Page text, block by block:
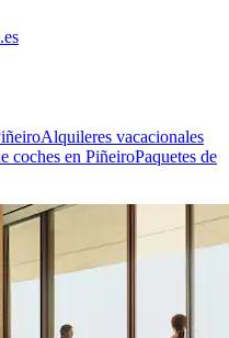
Alquileres vacacionales
coches en PiñeiroPaquetes de